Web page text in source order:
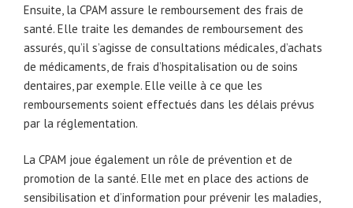
Ensuite, la CPAM assure le remboursement des frais de
santé. Elle traite les demandes de remboursement des
assurés, qu’il s’agisse de consultations médicales, d’achats
de médicaments, de frais d’hospitalisation ou de soins
dentaires, par exemple. Elle veille à ce que les
remboursements soient effectués dans les délais prévus
par la réglementation.
La CPAM joue également un rôle de prévention et de
promotion de la santé. Elle met en place des actions de
sensibilisation et d’information pour prévenir les maladies,